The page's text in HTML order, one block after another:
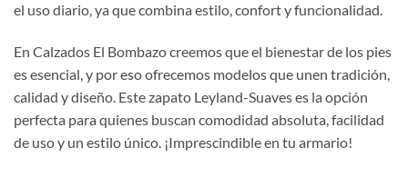
el uso diario, ya que combina estilo, confort y funcionalidad.
En Calzados El Bombazo creemos que el bienestar de los pies
es esencial, y por eso ofrecemos modelos que unen tradición,
calidad y diseño. Este zapato Leyland-Suaves es la opción
perfecta para quienes buscan comodidad absoluta, facilidad
de uso y un estilo único. ¡Imprescindible en tu armario!